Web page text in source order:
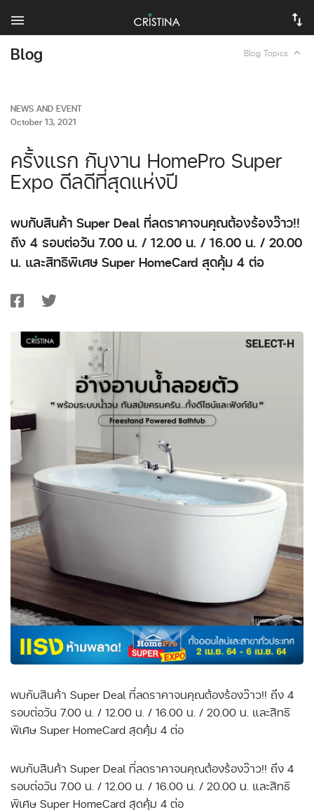
Blog Topics expand_less
Blog
NEWS AND EVENT
October 13, 2021
ครั้งแรก กับงาน HomePro Super
Expo ดีลดีที่สุดแห่งปี
พบกับสินค้า Super Deal ที่ลดราคาจนคุณต้องร้องว๊าว!!
ถึง 4 รอบต่อวัน 7.00 น. / 12.00 น. / 16.00 น. / 20.00
น. และสิทธิพิเศษ Super HomeCard สุดคุ้ม 4 ต่อ
พบกับสินค้า Super Deal ที่ลดราคาจนคุณต้องร้องว๊าว!! ถึง 4
รอบต่อวัน 7.00 น. / 12.00 น. / 16.00 น. / 20.00 น. และสิทธิ
พิเศษ Super HomeCard สุดคุ้ม 4 ต่อ
พบกับสินค้า Super Deal ที่ลดราคาจนคุณต้องร้องว๊าว!! ถึง 4
รอบต่อวัน 7.00 น. / 12.00 น. / 16.00 น. / 20.00 น. และสิทธิ
พิเศษ Super HomeCard สุดคุ้ม 4 ต่อ